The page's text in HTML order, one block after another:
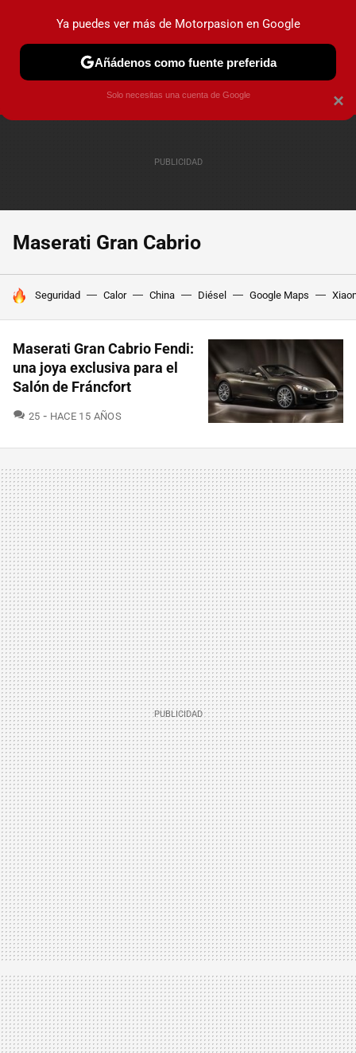
PRUEBAS COCHES ELÉCTRICOS OBSERVATORIO
Maserati Gran Cabrio
HOY SE HABLA DE
Seguridad Calor China Diésel Google Maps
Maserati Gran Cabrio Fendi:
una joya exclusiva para el
Salón de Fráncfort
25 COMENTARIOS
HACE 15 AÑOS
×
Ya puedes ver más de Motorpasion en Google
Añádenos como fuente preferida
Solo necesitas una cuenta de Google